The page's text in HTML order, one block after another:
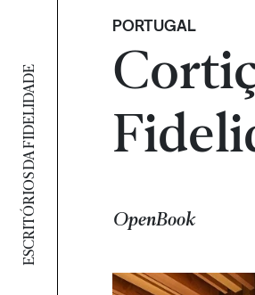
ESCRITÓRIOS DA FIDELIDADE
PORTUGAL
OpenBook